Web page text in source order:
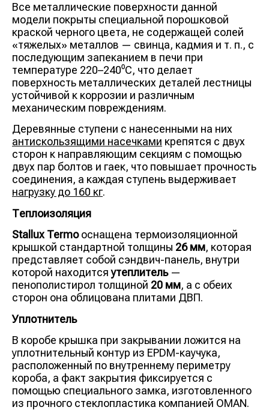
Все металлические поверхности данной
модели покрыты специальной порошковой
краской черного цвета, не содержащей солей
«тяжелых» металлов — свинца, кадмия и т. п., с
последующим запеканием в печи при
температуре 220–240⁰С, что делает
поверхность металлических деталей лестницы
устойчивой к коррозии и различным
механическим повреждениям.
Деревянные ступени с нанесенными на них
антискользящими насечками крепятся с двух
сторон к направляющим секциям с помощью
двух пар болтов и гаек, что повышает прочность
соединения, а каждая ступень выдерживает
нагрузку до 160 кг.
Теплоизоляция
Stallux Termoоснащена термоизоляционной
крышкой стандартной толщины 26 мм, которая
представляет собой сэндвич-панель, внутри
которой находитсяутеплитель—
пенополистирол толщиной 20 мм, а с обеих
сторон она облицована плитами ДВП.
Уплотнитель
В коробе крышка при закрывании ложится на
уплотнительный контур из EPDM-каучука,
расположенный по внутреннему периметру
короба, а факт закрытия фиксируется с
помощью специального замка, изготовленного
из прочного стеклопластика компанией OMAN.